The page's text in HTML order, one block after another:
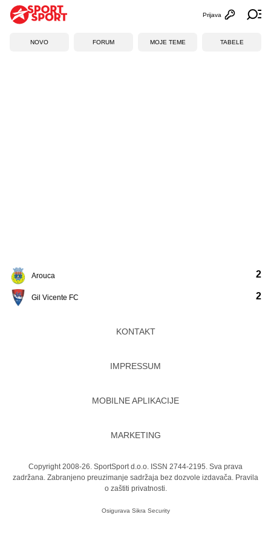
Otvori
Prijava
NOVO FORUM MOJE TEME TABELE
Arouca
Gil Vicente FC
2
2
KONTAKT
IMPRESSUM
MOBILNE APLIKACIJE
MARKETING
Copyright 2008-26. SportSport d.o.o. ISSN 2744-2195. Sva prava
zadržana. Zabranjeno preuzimanje sadržaja bez dozvole izdavača. Pravila
o zaštiti privatnosti.
Osigurava Sikra Security